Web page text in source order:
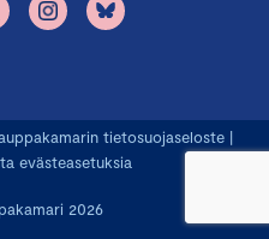
2026
tietosuojaseloste |
evästeasetuksia